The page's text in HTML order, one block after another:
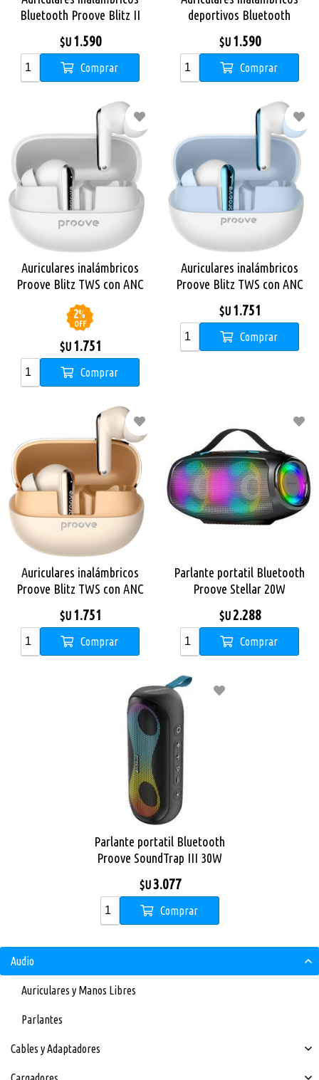
Audio
Auriculares y Manos Libres
Parlantes
Cables y Adaptadores
Bluetooth Proove Blitz II
Orange
$U 1.590
Comprar
deportivos Bluetooth
$U 1.590
Comprar
Auriculares inalámbricos
Proove Blitz TWS con ANC
White
2%
OFF
$U 1.751
Comprar
Auriculares inalámbricos
Proove Blitz TWS con ANC
$U 1.751
Comprar
Auriculares inalámbricos
Proove Blitz TWS con ANC
$U 1.751
Comprar
Parlante portatil Bluetooth
Proove Stellar 20W
$U2.288
Comprar
Parlante portatil Bluetooth
Proove SoundTrap III 30W
$U3.077
Comprar